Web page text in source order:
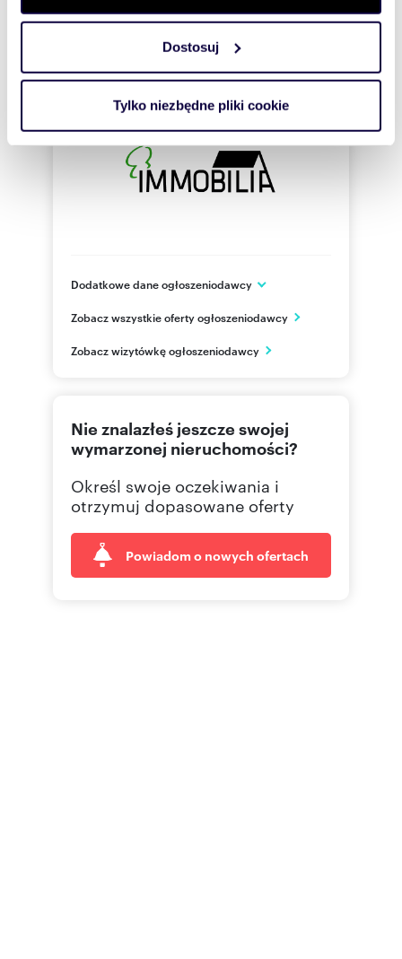
zmienić lub wycofać swoją zgodę w dowolnej chwili.
Wykorzystujemy pliki cookie do spersonalizowania treści
i reklam, aby oferować funkcje społecznościowe i
korzystasz z naszej witryny, udostępniamy partnerom
Partnerzy mogą połączyć te informacje z innymi danymi
otrzymanymi od Ciebie lub uzyskanymi podczas
Dostosuj
Tylko niezbędne pliki cookie
Informacje o ogłoszeniodawcy
NIERUCHOMOŚCI AGNIESZKA
Dodatkowe dane ogłoszeniodawcy
Chojnice
PL
Zobacz wszystkie oferty ogłoszeniodawcy
Zobacz wizytówkę ogłoszeniodawcy
Nie znalazłeś jeszcze swojej
wymarzonej nieruchomości?
Określ swoje oczekiwania i
otrzymuj dopasowane oferty
Powiadom o nowych ofertach